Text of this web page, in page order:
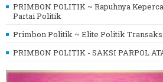
PRIMBON POLITIK ~ Rapuhnya
Partai Politik
Primbon Politik ~ Elite Politik
PRIMBON POLITIK - SAKSI PARPOL